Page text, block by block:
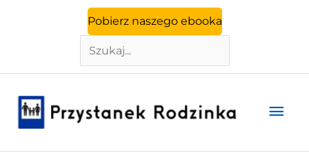
Pobierz naszego ebooka
Szukaj